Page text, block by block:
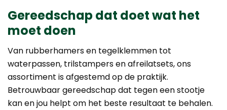
Gereedschap dat doet wat het
moet doen
Van rubberhamers en tegelklemmen tot
waterpassen, trilstampers en afreilatsets, ons
assortiment is afgestemd op de praktijk.
Betrouwbaar gereedschap dat tegen een stootje
kan en jou helpt om het beste resultaat te behalen.